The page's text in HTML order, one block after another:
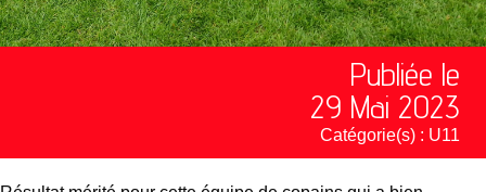
Publiée le
29 Mai 2023
Catégorie(s) : U11